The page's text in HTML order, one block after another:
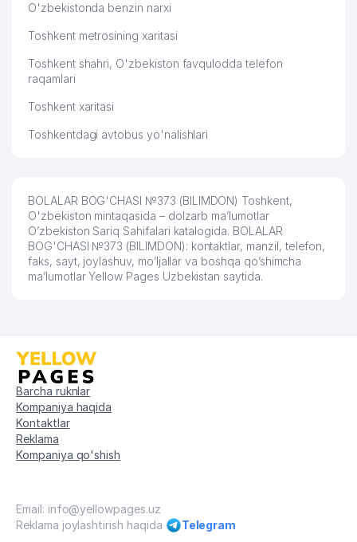
O'zbekistonda benzin narxi
Toshkent metrosining xaritasi
Toshkent shahri, O'zbekiston favqulodda telefon
raqamlari
Toshkent xaritasi
Toshkentdagi avtobus yo'nalishlari
BOLALAR BOG'CHASI №373 (BILIMDON) Toshkent,
O'zbekiston mintaqasida – dolzarb ma’lumotlar
O’zbekiston Sariq Sahifalari katalogida. BOLALAR
BOG'CHASI №373 (BILIMDON): kontaktlar, manzil, telefon,
faks, sayt, joylashuv, mo’ljallar va boshqa qo’shimcha
ma’lumotlar Yellow Pages Uzbekistan saytida.
Barcha ruknlar
Kompaniya haqida
Kontaktlar
Reklama
Kompaniya qo'shish
Email: info@yellowpages.uz
Reklama joylashtirish haqida
Telegram